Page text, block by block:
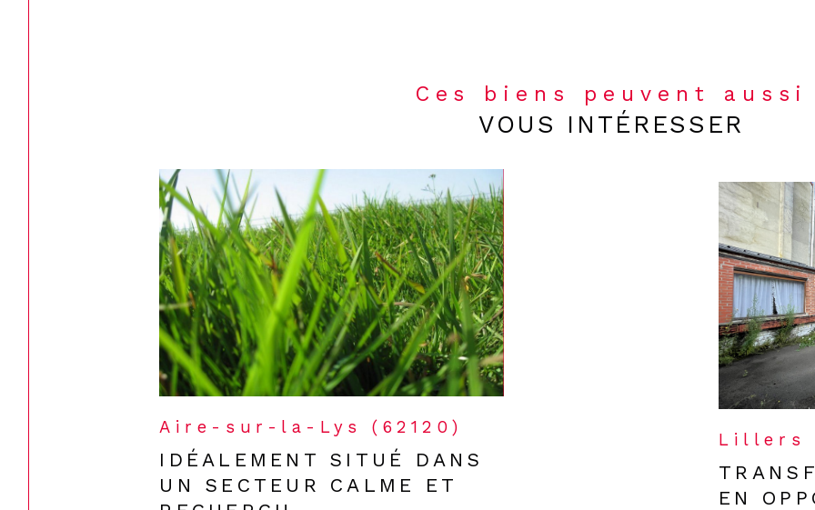
Ces biens peuvent aussi
VOUS INTÉRESSER
Aire-sur-la-Lys (62120)
IDÉALEMENT SITUÉ DANS
UN SECTEUR CALME ET
Lillers
EN